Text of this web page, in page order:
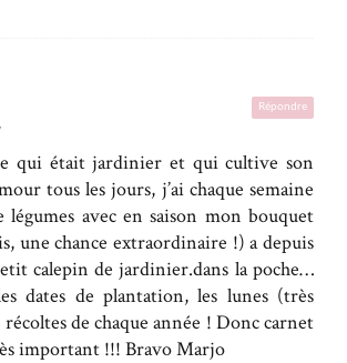
Répondre
qui était jardinier et qui cultive son
tous les jours, j’ai chaque semaine
avec en saison mon bouquet
une chance extraordinaire !) a depuis
calepin de jardinier.dans la poche…
dates de plantation, les lunes (très
de chaque année ! Donc carnet
important !!! Bravo Marjo